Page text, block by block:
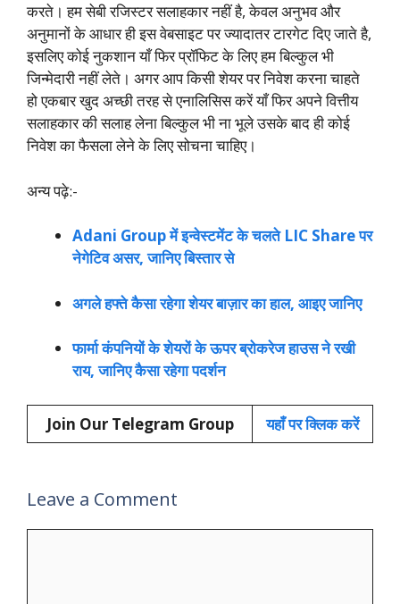
करते। हम सेबी रजिस्टर सलाहकार नहीं है, केवल अनुभव और
अनुमानों के आधार ही इस वेबसाइट पर ज्यादातर टारगेट दिए जाते है,
इसलिए कोई नुकशान याँ फिर प्रॉफिट के लिए हम बिल्कुल भी
जिन्मेदारी नहीं लेते। अगर आप किसी शेयर पर निवेश करना चाहते
हो एकबार खुद अच्छी तरह से एनालिसिस करें याँ फिर अपने वित्तीय
सलाहकार की सलाह लेना बिल्कुल भी ना भूले उसके बाद ही कोई
निवेश का फैसला लेने के लिए सोचना चाहिए।
अन्य पढ़े:-
Adani Group में इन्वेस्टमेंट के चलते LIC Share पर
नेगेटिव असर, जानिए बिस्तार से
अगले हफ्ते कैसा रहेगा शेयर बाज़ार का हाल, आइए जानिए
फार्मा कंपनियों के शेयरों के ऊपर ब्रोकरेज हाउस ने रखी
राय, जानिए कैसा रहेगा पदर्शन
Join Our Telegram Group यहाँ पर क्लिक करें
Leave a Comment